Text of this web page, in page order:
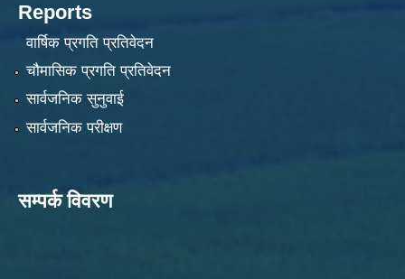
Reports
वार्षिक प्रगति प्रतिवेदन
चौमासिक प्रगति प्रतिवेदन
सार्वजनिक सुनुवाई
सार्वजनिक परीक्षण
सम्पर्क विवरण